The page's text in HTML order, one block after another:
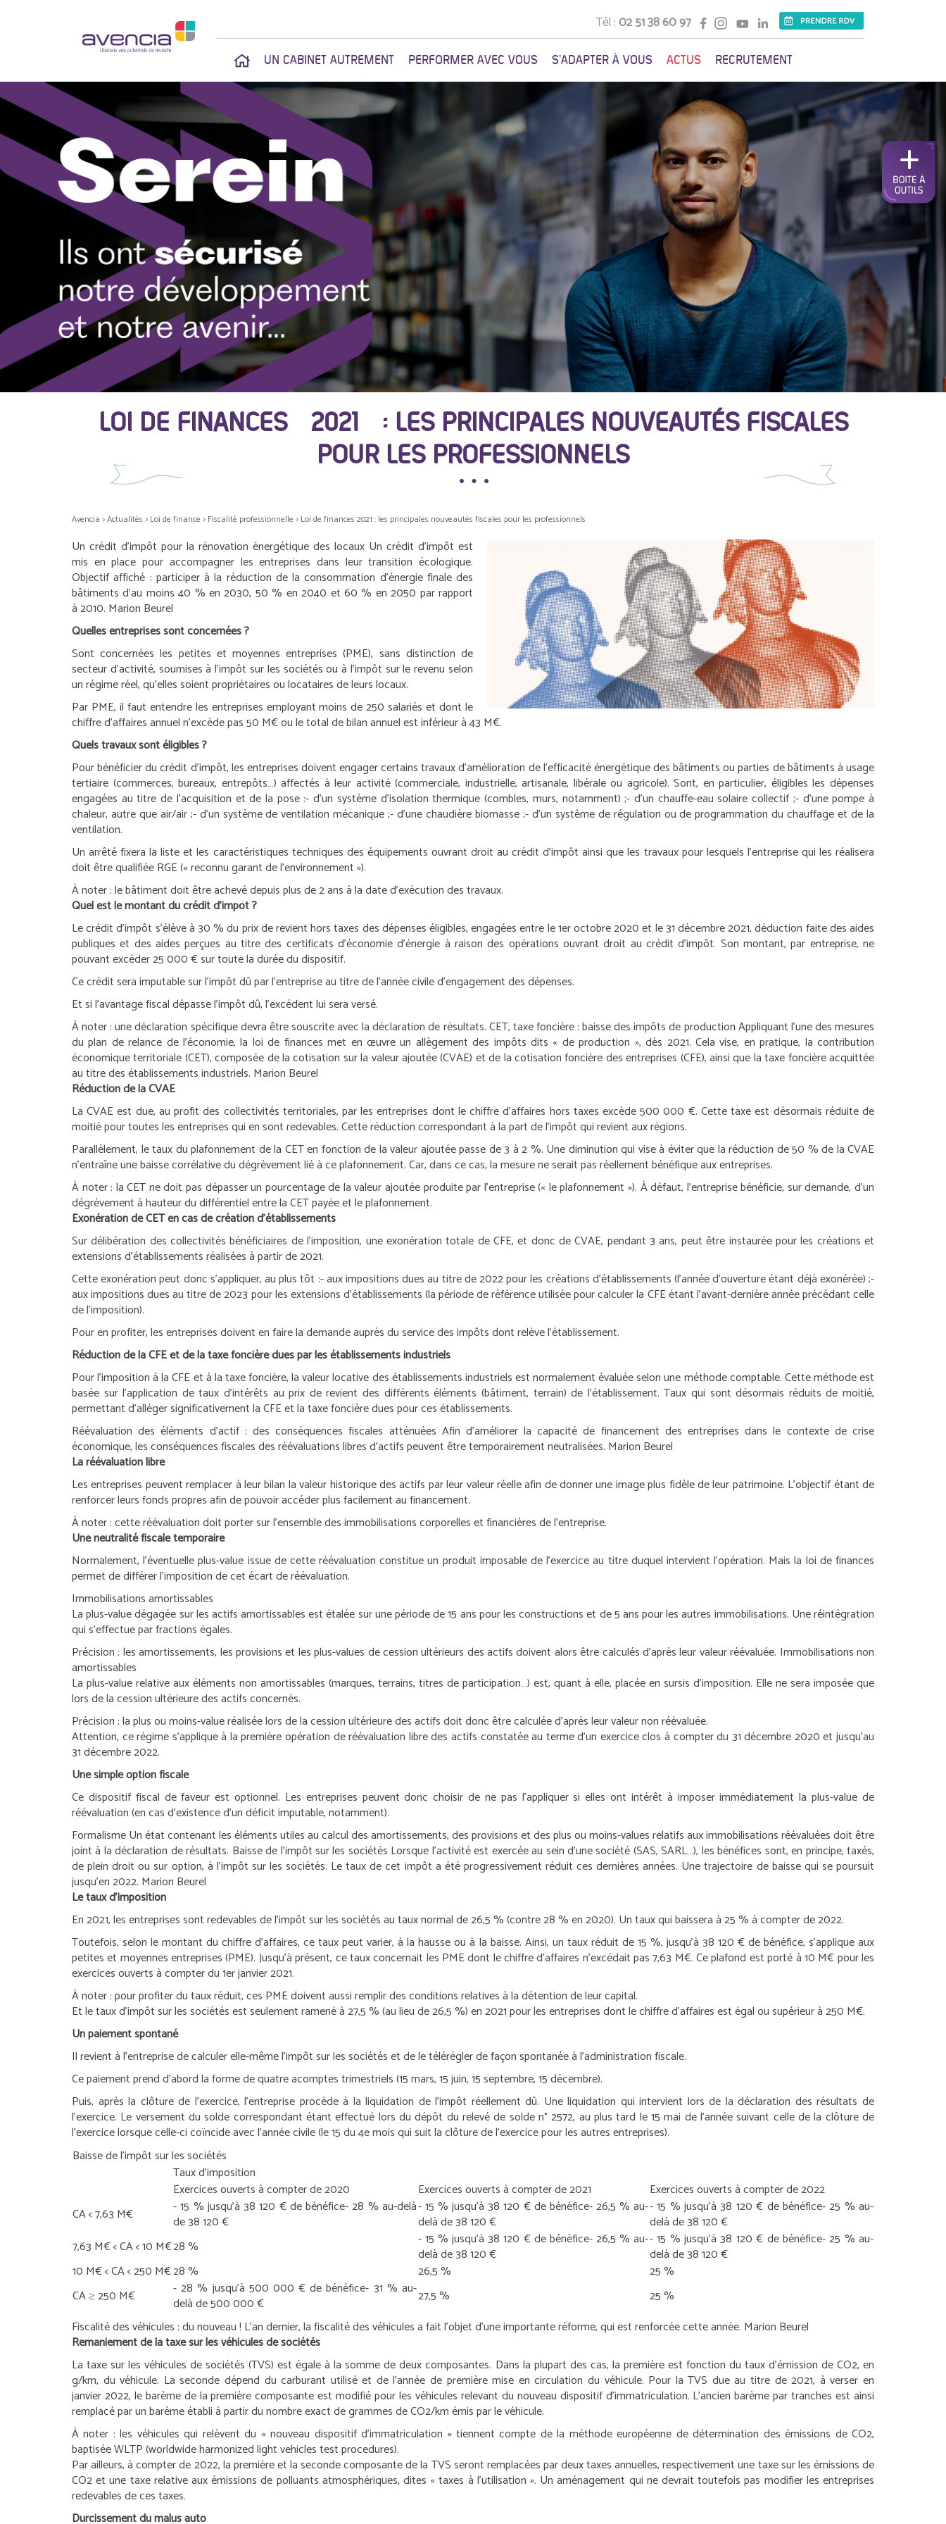
Tél :02 51 38 60 97
UN CABINET AUTREMENT PERFORMER AVEC VOUS S'ADAPTER À VOUS ACTUS RECRUTEMENT
LOI DE FINANCES 2021 : LES PRINCIPALES NOUVEAUTÉS FISCALES
POUR LES PROFESSIONNELS
Avencia >Actualités > Loi de finance > Fiscalité professionnelle > Loi de finances 2021 : les principales nouveautés fiscales pour les professionnels
Un crédit d’impôt pour la rénovation énergétique des locaux Un crédit d’impôt est
mis en place pour accompagner les entreprises dans leur transition écologique.
Objectif affiché : participer à la réduction de la consommation d’énergie finale des
bâtiments d’au moins 40 % en 2030, 50 % en 2040 et 60 % en 2050 par rapport
à 2010. Marion Beurel
Quelles entreprises sont concernées ?
Sont concernées les petites et moyennes entreprises (PME), sans distinction de
secteur d’activité, soumises à l’impôt sur les sociétés ou à l’impôt sur le revenu selon
un régime réel, qu’elles soient propriétaires ou locataires de leurs locaux.
Par PME, il faut entendre les entreprises employant moins de 250 salariés et dont le
chiffre d’affaires annuel n’excède pas 50 M€ ou le total de bilan annuel est inférieur à 43 M€.
Quels travaux sont éligibles ?
Pour bénéficier du crédit d’impôt, les entreprises doivent engager certains travaux d’amélioration de l’efficacité énergétique des bâtiments ou parties de bâtiments à usage
tertiaire (commerces, bureaux, entrepôts…) affectés à leur activité (commerciale, industrielle, artisanale, libérale ou agricole). Sont, en particulier, éligibles les dépenses
engagées au titre de l’acquisition et de la pose :- d’un système d’isolation thermique (combles, murs, notamment) ;- d’un chauffe-eau solaire collectif ;- d’une pompe à
chaleur, autre que air/air ;- d’un système de ventilation mécanique ;- d’une chaudière biomasse ;- d’un système de régulation ou de programmation du chauffage et de la
ventilation.
Un arrêté fixera la liste et les caractéristiques techniques des équipements ouvrant droit au crédit d’impôt ainsi que les travaux pour lesquels l’entreprise qui les réalisera
doit être qualifiée RGE (« reconnu garant de l’environnement »).
À noter :le bâtiment doit être achevé depuis plus de 2 ans à la date d’exécution des travaux.
Quel est le montant du crédit d’impôt ?
Le crédit d’impôt s’élève à 30 % du prix de revient hors taxes des dépenses éligibles, engagées entre le 1eroctobre 2020 et le 31 décembre 2021, déduction faite des aides
publiques et des aides perçues au titre des certificats d’économie d’énergie à raison des opérations ouvrant droit au crédit d’impôt. Son montant, par entreprise, ne
pouvant excéder 25 000 € sur toute la durée du dispositif.
Ce crédit sera imputable sur l’impôt dû par l’entreprise au titre de l’année civile d’engagement des dépenses.
Et si l’avantage fiscal dépasse l’impôt dû, l’excédent lui sera versé.
À noter :une déclaration spécifique devra être souscrite avec la déclaration de résultats.CET, taxe foncière : baisse des impôts de productionAppliquant l’une des mesures
du plan de relance de l’économie, la loi de finances met en œuvre un allègement des impôts dits « de production », dès 2021. Cela vise, en pratique, la contribution
économique territoriale (CET), composée de la cotisation sur la valeur ajoutée (CVAE) et de la cotisation foncière des entreprises (CFE), ainsi que la taxe foncière acquittée
au titre des établissements industriels. Marion Beurel
Réduction de la CVAE
La CVAE est due, au profit des collectivités territoriales, par les entreprises dont le chiffre d’affaires hors taxes excède 500 000 €. Cette taxe est désormais réduite de
moitié pour toutes les entreprises qui en sont redevables. Cette réduction correspondant à la part de l’impôt qui revient aux régions.
Parallèlement, le taux du plafonnement de la CET en fonction de la valeur ajoutée passe de 3 à 2 %. Une diminution qui vise à éviter que la réduction de 50 % de la CVAE
n’entraîne une baisse corrélative du dégrèvement lié à ce plafonnement. Car, dans ce cas, la mesure ne serait pas réellement bénéfique aux entreprises.
À noter : la CET ne doit pas dépasser un pourcentage de la valeur ajoutée produite par l’entreprise (« le plafonnement »). À défaut, l’entreprise bénéficie, sur demande, d’un
dégrèvement à hauteur du différentiel entre la CET payée et le plafonnement.
Exonération de CET en cas de création d’établissements
Sur délibération des collectivités bénéficiaires de l’imposition, une exonération totale de CFE, et donc de CVAE, pendant 3 ans, peut être instaurée pour les créations et
extensions d’établissements réalisées à partir de 2021.
Cette exonération peut donc s’appliquer, au plus tôt :- aux impositions dues au titre de 2022 pour les créations d’établissements (l’année d’ouverture étant déjà exonérée) ;-
aux impositions dues au titre de 2023 pour les extensions d’établissements (la période de référence utilisée pour calculer la CFE étant l’avant-dernière année précédant celle
de l’imposition).
Pour en profiter, les entreprises doivent en faire la demande auprès du service des impôts dont relève l’établissement.
Réduction de la CFE et de la taxe foncière dues par les établissements industriels
Pour l’imposition à la CFE et à la taxe foncière, la valeur locative des établissements industriels est normalement évaluée selon une méthode comptable. Cette méthode est
basée sur l’application de taux d’intérêts au prix de revient des différents éléments (bâtiment, terrain) de l’établissement. Taux qui sont désormais réduits de moitié,
permettant d’alléger significativement la CFE et la taxe foncière dues pour ces établissements.
Réévaluation des éléments d’actif : des conséquences fiscales atténuées Afin d’améliorer la capacité de financement des entreprises dans le contexte de crise
économique, les conséquences fiscales des réévaluations libres d’actifs peuvent être temporairement neutralisées. Marion Beurel
La réévaluation libre
Les entreprises peuvent remplacer à leur bilan la valeur historique des actifs par leur valeur réelle afin de donner une image plus fidèle de leur patrimoine. L’objectif étant de
renforcer leurs fonds propres afin de pouvoir accéder plus facilement au financement.
À noter :cette réévaluation doit porter sur l’ensemble des immobilisations corporelles et financières de l’entreprise.
Une neutralité fiscale temporaire
Normalement, l’éventuelle plus-value issue de cette réévaluation constitue un produit imposable de l’exercice au titre duquel intervient l’opération. Mais la loi de finances
permet de différer l’imposition de cet écart de réévaluation.
Immobilisations amortissables
La plus-value dégagée sur les actifs amortissables est étalée sur une période de 15 ans pour les constructions et de 5 ans pour les autres immobilisations. Une réintégration
qui s’effectue par fractions égales.
Précision : les amortissements, les provisions et les plus-values de cession ultérieurs des actifs doivent alors être calculés d’après leur valeur réévaluée. Immobilisations non
amortissables
La plus-value relative aux éléments non amortissables (marques, terrains, titres de participation…) est, quant à elle, placée en sursis d’imposition. Elle ne sera imposée que
lors de la cession ultérieure des actifs concernés.
Précision :la plus ou moins-value réalisée lors de la cession ultérieure des actifs doit donc être calculée d’après leur valeur non réévaluée.
Attention, ce régime s’applique à la première opération de réévaluation libre des actifs constatée au terme d’un exercice clos à compter du 31 décembre 2020 et jusqu’au
31 décembre 2022.
Une simple option fiscale
Ce dispositif fiscal de faveur est optionnel. Les entreprises peuvent donc choisir de ne pas l’appliquer si elles ont intérêt à imposer immédiatement la plus-value de
réévaluation (en cas d’existence d’un déficit imputable, notamment).
FormalismeUn état contenant les éléments utiles au calcul des amortissements, des provisions et des plus ou moins-values relatifs aux immobilisations réévaluées doit être
joint à la déclaration de résultats. Baisse de l’impôt sur les sociétés Lorsque l’activité est exercée au sein d’une société (SAS, SARL…), les bénéfices sont, en principe, taxés,
de plein droit ou sur option, à l’impôt sur les sociétés. Le taux de cet impôt a été progressivement réduit ces dernières années. Une trajectoire de baisse qui se poursuit
jusqu’en 2022. Marion Beurel
Le taux d’imposition
En 2021, les entreprises sont redevables de l’impôt sur les sociétés au taux normal de 26,5 % (contre 28 % en 2020). Un taux qui baissera à 25 % à compter de 2022.
Toutefois, selon le montant du chiffre d’affaires, ce taux peut varier, à la hausse ou à la baisse. Ainsi, un taux réduit de 15 %, jusqu’à 38 120 € de bénéfice, s’applique aux
petites et moyennes entreprises (PME). Jusqu’à présent, ce taux concernait les PME dont le chiffre d’affaires n’excédait pas 7,63 M€. Ce plafond est porté à 10 M€ pour les
exercices ouverts à compter du 1erjanvier 2021.
À noter :pour profiter du taux réduit, ces PME doivent aussi remplir des conditions relatives à la détention de leur capital.
Et le taux d’impôt sur les sociétés est seulement ramené à 27,5 % (au lieu de 26,5 %) en 2021 pour les entreprises dont le chiffre d’affaires est égal ou supérieur à 250 M€.
Un paiement spontané
Il revient à l’entreprise de calculer elle-même l’impôt sur les sociétés et de le télérégler de façon spontanée à l’administration fiscale.
Ce paiement prend d’abord la forme de quatre acomptes trimestriels (15 mars, 15 juin, 15 septembre, 15 décembre).
Puis, après la clôture de l’exercice, l’entreprise procède à la liquidation de l’impôt réellement dû. Une liquidation qui intervient lors de la déclaration des résultats de
l’exercice. Le versement du solde correspondant étant effectué lors du dépôt du relevé de solde n° 2572, au plus tard le 15 mai de l’année suivant celle de la clôture de
l’exercice lorsque celle-ci coïncide avec l’année civile (le 15 du 4emois qui suit la clôture de l’exercice pour les autres entreprises).
Baisse de l’impôt sur les sociétés
Taux d’imposition
Exercices ouverts à compter de 2020
Exercices ouverts à compter de 2021
Exercices ouverts à compter de 2022
CA < 7,63 M€
- 15 % jusqu’à 38 120 € de bénéfice- 28 % au-delà
de 38 120 €
- 15 % jusqu’à 38 120 € de bénéfice- 26,5 % au-
delà de 38 120 €
- 15 % jusqu’à 38 120 € de bénéfice- 25 % au-
delà de 38 120 €
7,63 M€ < CA < 10 M€28 % - 15 % jusqu’à 38 120 € de bénéfice- 26,5 % au-
delà de 38 120 €
- 15 % jusqu’à 38 120 € de bénéfice- 25 % au-
delà de 38 120 €
10 M€ < CA < 250 M€28 % 26,5 %
25 %
CA ≥ 250 M€
- 28 % jusqu’à 500 000 € de bénéfice- 31 % au-
delà de 500 000 €
27,5 %
25 %
Fiscalité des véhicules : du nouveau ! L’an dernier, la fiscalité des véhicules a fait l’objet d’une importante réforme, qui est renforcée cette année. Marion Beurel
Remaniement de la taxe sur les véhicules de sociétés
La taxe sur les véhicules de sociétés (TVS) est égale à la somme de deux composantes. Dans la plupart des cas, la première est fonction du taux d’émission de CO2, en
g/km, du véhicule. La seconde dépend du carburant utilisé et de l’année de première mise en circulation du véhicule. Pour la TVS due au titre de 2021, à verser en
janvier 2022, le barème de la première composante est modifié pour les véhicules relevant du nouveau dispositif d’immatriculation. L’ancien barème par tranches est ainsi
remplacé par un barème établi à partir du nombre exact de grammes de CO2/km émis par le véhicule.
À noter : les véhicules qui relèvent du « nouveau dispositif d’immatriculation » tiennent compte de la méthode européenne de détermination des émissions de CO2,
baptisée WLTP (worldwide harmonized light vehicles test procedures).
Par ailleurs, à compter de 2022, la première et la seconde composante de la TVS seront remplacées par deux taxes annuelles, respectivement une taxe sur les émissions de
CO2 et une taxe relative aux émissions de polluants atmosphériques, dites « taxes à l’utilisation ». Un aménagement qui ne devrait toutefois pas modifier les entreprises
redevables de ces taxes.
Durcissement du malus auto